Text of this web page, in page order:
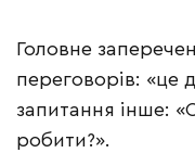
Головне
переговорів: «це
запитання інше:
робити?».